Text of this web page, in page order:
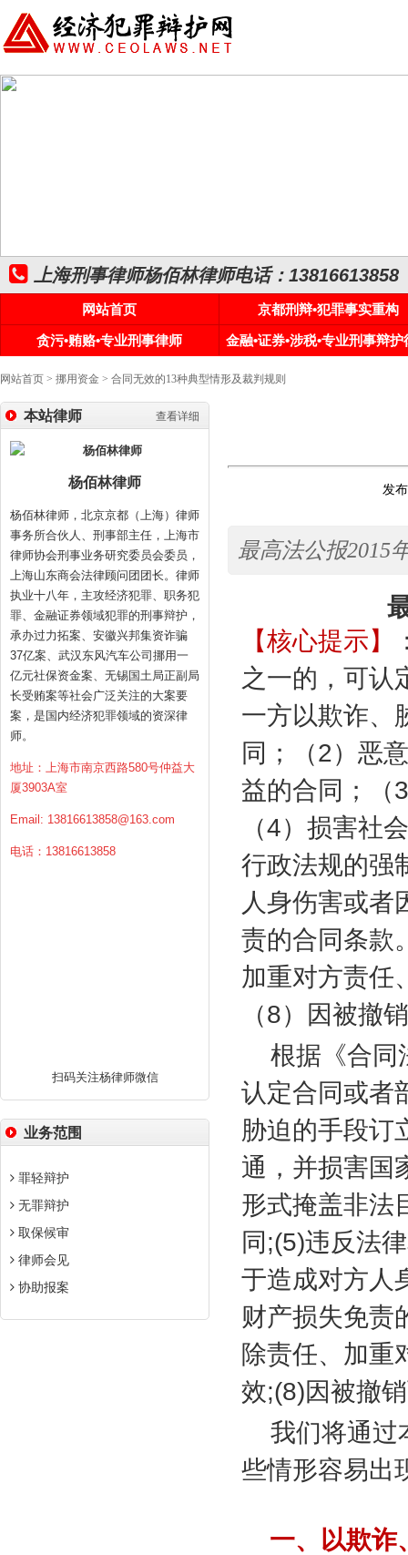
上海刑事律师杨佰林律师电话：13816613858
网站首页
京都刑辩•犯罪事实重构
贪污•贿赂•专业刑事律师
金融•证券•涉税•专业刑事辩护
网站首页 > 挪用资金 > 合同无效的13种典型情形及裁判规则
查看详细
本站律师
杨佰林律师
杨佰林律师，北京京都（上海）律师
事务所合伙人、刑事部主任，上海市
律师协会刑事业务研究委员会委员，
上海山东商会法律顾问团团长。律师
执业十八年，主攻经济犯罪、职务犯
罪、金融证券领域犯罪的刑事辩护，
承办过力拓案、安徽兴邦集资诈骗
37亿案、武汉东风汽车公司挪用一
亿元社保资金案、无锡国土局正副局
长受贿案等社会广泛关注的大案要
案，是国内经济犯罪领域的资深律
师。
地址：上海市南京西路580号仲益大
厦3903A室
Email: 13816613858@163.com
电话：13816613858
扫码关注杨律师微信
业务范围
罪轻辩护
无罪辩护
取保候审
律师会见
协助报案
发
最高法公报2015
【核心提示】
之一的，可认
一方以欺诈、
同；（2）恶
益的合同；（3
（4）损害社
行政法规的强
人身伤害或者
责的合同条款
加重对方责任
（8）因被撤
根据《合同
认定合同或者
胁迫的手段订
通，并损害国
形式掩盖非法
同 ;(5)违反法
于造成对方人
财产损失免责
除责任、加重
效;(8)因被撤
我们将通过
些情形容易出
一、以欺诈